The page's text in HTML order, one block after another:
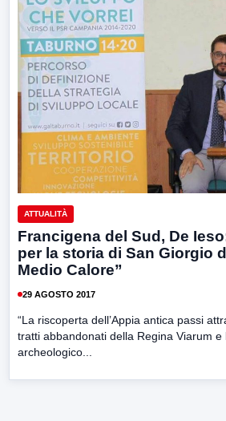
ATTUALITÀ
Francigena del Sud, De
per la storia di San Giorgio
Medio Calore”
29 AGOSTO 2017
“La riscoperta dell’Appia antica passi
tratti abbandonati della Regina Viarum e
archeologico...